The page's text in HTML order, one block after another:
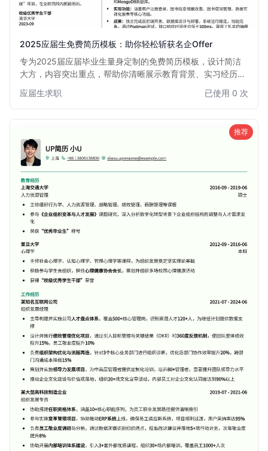
2025应届生免费简历模板：助你轻松斩获名企Offer
专为2025届应届毕业生量身定制的免费简历模板，设计简洁
大方，内容突出重点，帮助你清晰展示教育背景、实习经历、
率。本模板尤其适合初次求职或缺乏全职工作经验的同学，助
你自信迈出职业生涯第一步。
应届生求职 已使用 0 次
推荐